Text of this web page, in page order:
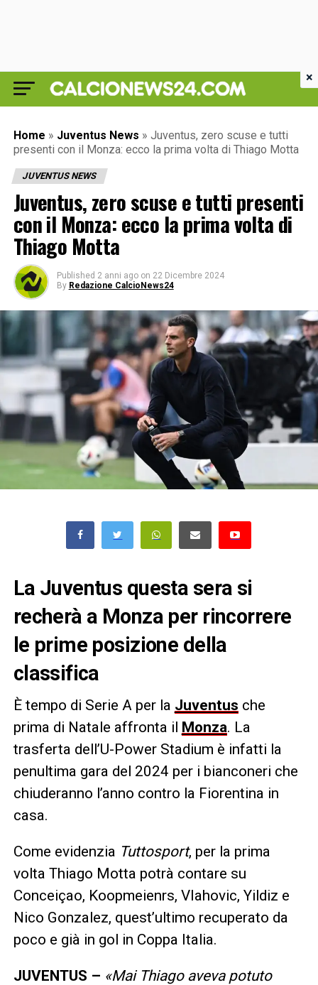
Home » Juventus News » Juventus, zero scuse e tutti
presenti con il Monza: ecco la prima volta di Thiago Motta
JUVENTUS NEWS
Juventus, zero scuse e tutti presenti
con il Monza: ecco la prima volta di
Thiago Motta
Published 2 anni ago on 22 Dicembre 2024
By Redazione CalcioNews24
La Juventus questa sera si
recherà a Monza per rincorrere
le prime posizione della
classifica
È tempo di Serie A per la Juventus che
prima di Natale affronta il Monza. La
trasferta dell’U-Power Stadium è infatti la
penultima gara del 2024 per i bianconeri che
chiuderanno l’anno contro la Fiorentina in
casa.
Come evidenzia Tuttosport, per la prima
volta Thiago Motta potrà contare su
Conceiçao, Koopmeienrs, VIahovic, Yildiz e
Nico Gonzalez, quest’ultimo recuperato da
poco e già in gol in Coppa Italia.
JUVENTUS – «Mai Thiago aveva potuto
×